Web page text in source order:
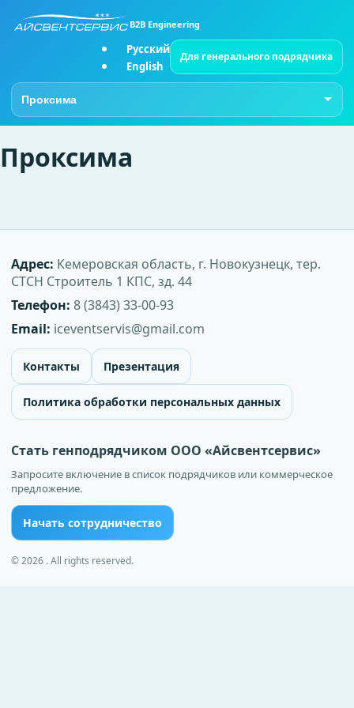
B2B Engineering
Перейти на страницу
Русский
English
Для генерального подрядчика
Проксима
Адрес: Кемеровская область, г. Новокузнецк, тер.
СТСН Строитель 1 КПС, зд. 44
Телефон: 8 (3843) 33-00-93
Email: iceventservis@gmail.com
Контакты Презентация
Политика обработки персональных данных
Стать генподрядчиком ООО «Айсвентсервис»
Запросите включение в список подрядчиков или коммерческое
предложение.
Начать сотрудничество
© 2026 . All rights reserved.